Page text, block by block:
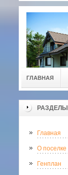
ГЛАВНАЯ
РАЗДЕЛЫ
Главная
О поселке
Генплан